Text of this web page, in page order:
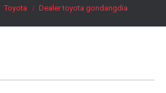
Toyota Dealer toyota gondangdia